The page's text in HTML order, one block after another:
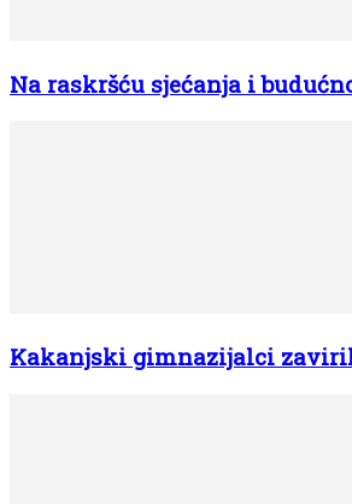
Na raskršću sjećanja i
Kakanjski gimnazijalci